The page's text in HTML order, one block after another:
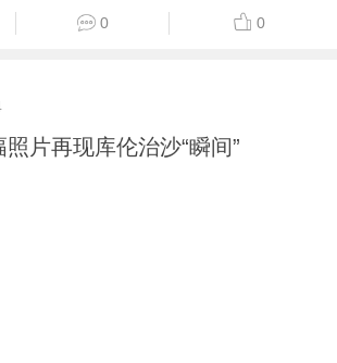
0 0
片再现库伦治沙“瞬间”